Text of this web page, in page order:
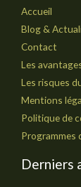
Accueil
Blog &
Contact
Les
Les risques
Mentions
Politique de
Programmes
Derniers